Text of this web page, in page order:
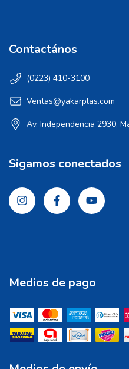
Contactános
(0223) 410-3100
Ventas@yakarplas.com
Av. Independencia 2930,
Sigamos conectados
Medios de pago